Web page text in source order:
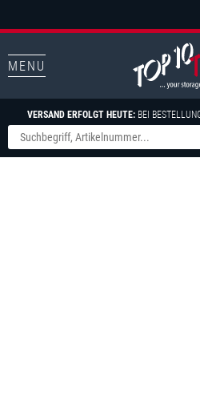
MENU
VERSAND ERFOLGT HEUTE:BEI